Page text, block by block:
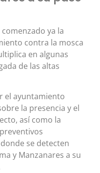
ya la
contra la mosca
en algunas
de las altas
el ayuntamiento
la presencia y el
así como la
se detecten
y Manzanares a su